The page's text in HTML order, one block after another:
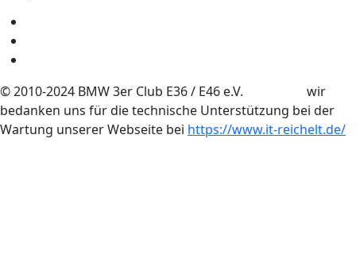
© 2010-2024 BMW 3er Club E36 / E46 e.V. wir
bedanken uns für die technische Unterstützung bei der
Wartung unserer Webseite bei https://www.it-reichelt.de/